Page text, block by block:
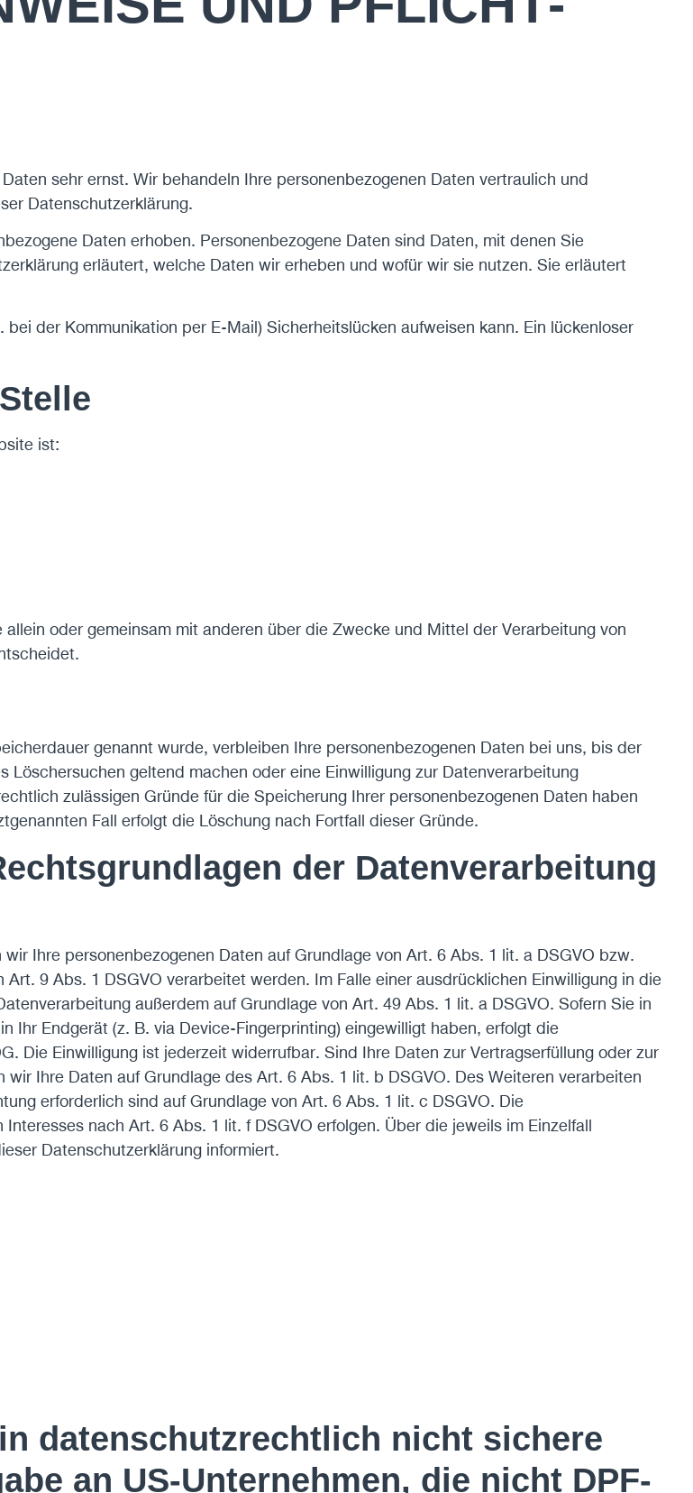
sehr ernst. Wir behandeln Ihre personenbezogenen Daten vertraulich und
Datenschutzerklärung.
Daten erhoben. Personenbezogene Daten sind Daten, mit denen Sie
erläutert, welche Daten wir erheben und wofür wir sie nutzen. Sie erläutert
der Kommunikation per E-Mail) Sicherheitslücken aufweisen kann. Ein lückenloser
ist:
oder gemeinsam mit anderen über die Zwecke und Mittel der Verarbeitung von
genannt wurde, verbleiben Ihre personenbezogenen Daten bei uns, bis der
geltend machen oder eine Einwilligung zur Datenverarbeitung
zulässigen Gründe für die Speicherung Ihrer personenbezogenen Daten haben
Fall erfolgt die Löschung nach Fortfall dieser Gründe.
der Datenverarbeitung
Ihre personenbezogenen Daten auf Grundlage von Art. 6 Abs. 1 lit. a DSGVO bzw.
9 Abs. 1 DSGVO verarbeitet werden. Im Falle einer ausdrücklichen Einwilligung in die
außerdem auf Grundlage von Art. 49 Abs. 1 lit. a DSGVO. Sofern Sie in
Ihr Endgerät (z. B. via Device-Fingerprinting) eingewilligt haben, erfolgt die
Die Einwilligung ist jederzeit widerrufbar. Sind Ihre Daten zur Vertragserfüllung oder zur
Ihre Daten auf Grundlage des Art. 6 Abs. 1 lit. b DSGVO. Des Weiteren verarbeiten
erforderlich sind auf Grundlage von Art. 6 Abs. 1 lit. c DSGVO. Die
nach Art. 6 Abs. 1 lit. f DSGVO erfolgen. Über die jeweils im Einzelfall
Datenschutzerklärung informiert.
datenschutzrechtlich nicht sichere
an US-Unternehmen, die nicht DPF-